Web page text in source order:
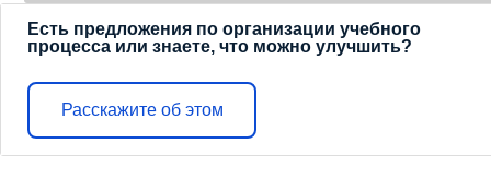
Есть предложения по организации учебного
процесса или знаете, что можно улучшить?
Расскажите об этом